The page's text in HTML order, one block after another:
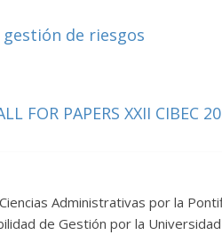
de riesgos
FOR PAPERS XXII CIBEC
Administrativas por la
de Gestión por la